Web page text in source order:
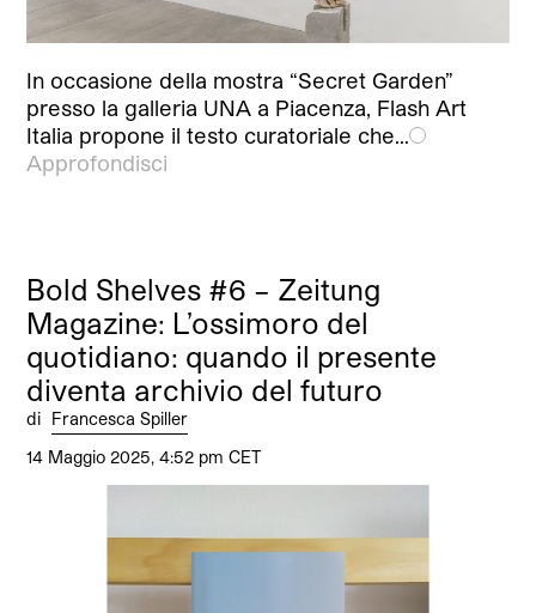
In occasione della mostra “Secret Garden”
presso la galleria UNA a Piacenza, Flash Art
Italia propone il testo curatoriale che…
Approfondisci
Bold Shelves #6 – Zeitung
Magazine: L’ossimoro del
quotidiano: quando il presente
diventa archivio del futuro
di Francesca Spiller
14 Maggio 2025, 4:52 pm CET